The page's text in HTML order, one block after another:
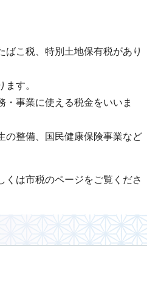
こ税、特別土地保有税があり
す。
事業に使える税金をいいま
の整備、国民健康保険事業など
くは市税のページをご覧くださ